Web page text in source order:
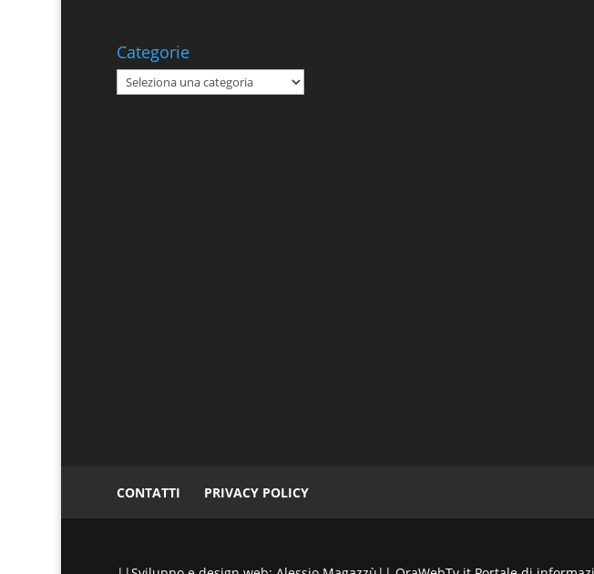
Categorie
Categorie
CONTATTI PRIVACY POLICY